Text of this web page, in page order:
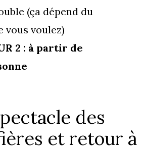
(ça dépend du
vous voulez)
2 : à partir de
des
et retour à